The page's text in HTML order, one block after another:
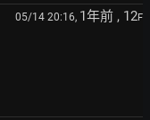
05/14 20:16, 1年前 , 12F